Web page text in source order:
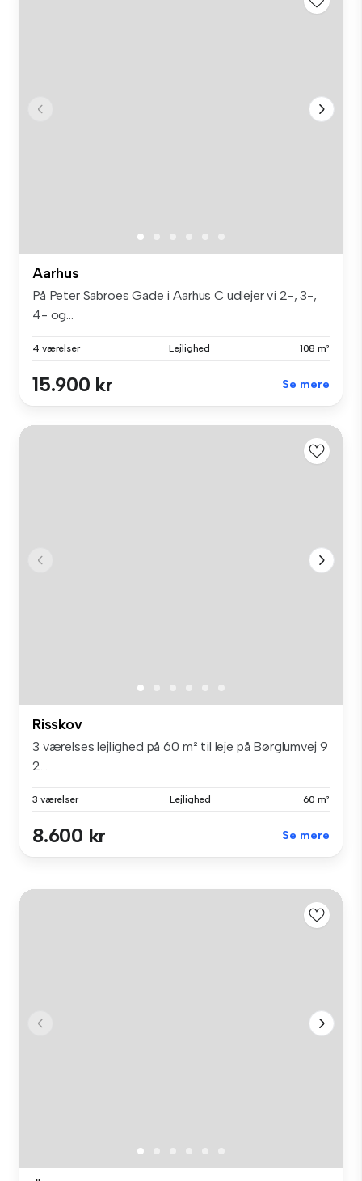
Aarhus
På Peter Sabroes Gade i Aarhus C udlejer vi 2-, 3-,
4- og...
4 værelser Lejlighed 108 m²
15.900 kr Se mere
Risskov
3 værelses lejlighed på 60 m² til leje på Børglumvej 9
2....
3 værelser Lejlighed 60 m²
8.600 kr Se mere